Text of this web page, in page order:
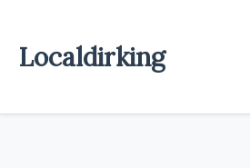
Localdirking